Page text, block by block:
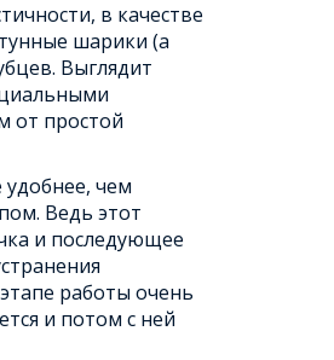
в качестве
шарики (а
Выглядит
от простой
чем
Ведь этот
и последующее
работы очень
и потом с ней